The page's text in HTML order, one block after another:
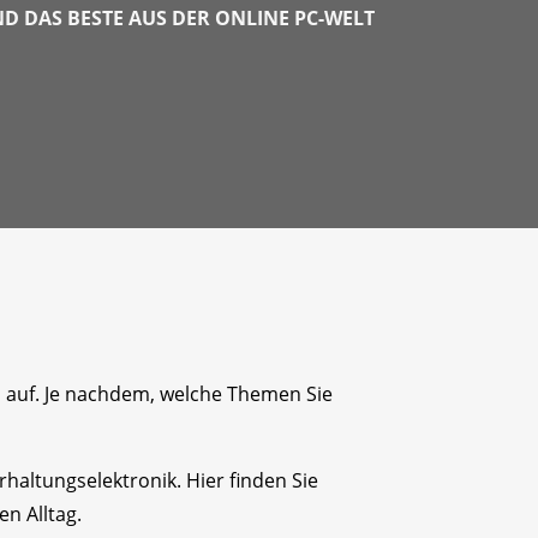
DAS BESTE AUS DER ONLINE PC-WELT
Je nachdem, welche Themen Sie
Hier finden Sie
Alltag.